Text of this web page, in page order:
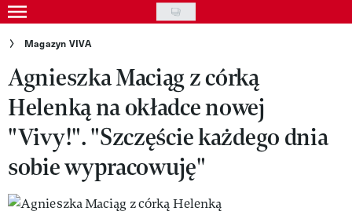
Skip
to
content
Gwiazdy
Ludzie
Moda
Uroda
Styl życia
Kultura
Magazyn VIVA
Agnieszka Maciąg z córką
Helenką na okładce nowej
"Vivy!". "Szczęście każdego dnia
sobie wypracowuję"